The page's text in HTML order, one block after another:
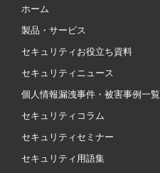
ホーム
製品・サービス
セキュリティお役立ち資料
セキュリティニュース
個人情報漏洩事件・被害事例一覧
セキュリティコラム
セキュリティセミナー
セキュリティ用語集